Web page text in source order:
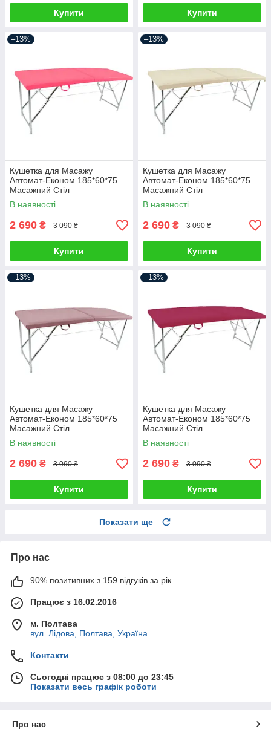
Купити Купити
–13%
Кушетка для Масажу
Автомат-Економ 185*60*75
Масажний Стіл
В наявності
2 690 ₴ 3 090 ₴
Купити
–13%
Кушетка для Масажу
Автомат-Економ 185*60*75
Масажний Стіл
В наявності
2 690 ₴ 3 090 ₴
Купити
–13%
Кушетка для Масажу
Автомат-Економ 185*60*75
Масажний Стіл
В наявності
2 690 ₴ 3 090 ₴
Купити
–13%
Кушетка для Масажу
Автомат-Економ 185*60*75
Масажний Стіл
В наявності
2 690 ₴ 3 090 ₴
Купити
Показати ще
Про нас
90% позитивних з 159 відгуків за рік
Працює з 16.02.2016
м. Полтава
вул. Лідова, Полтава, Україна
Контакти
Сьогодні працює з 08:00 до 23:45
Показати весь графік роботи
Про нас